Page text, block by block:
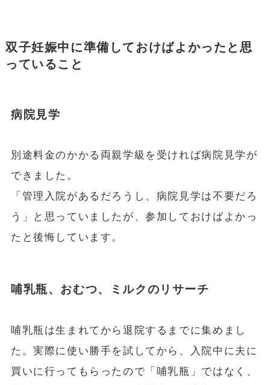
双子妊娠中に準備しておけばよかったと思
っていること
病院見学
別途料金のかかる両親学級を受ければ病院見学が
できました。
「管理入院があるだろうし、病院見学は不要だろ
う」と思っていましたが、参加しておけばよかっ
たと後悔しています。
哺乳瓶、おむつ、ミルクのリサーチ
哺乳瓶は生まれてから退院するまでに集めまし
た。実際に使い勝手を試してから、入院中に夫に
買いに行ってもらったので「哺乳瓶」ではなく、